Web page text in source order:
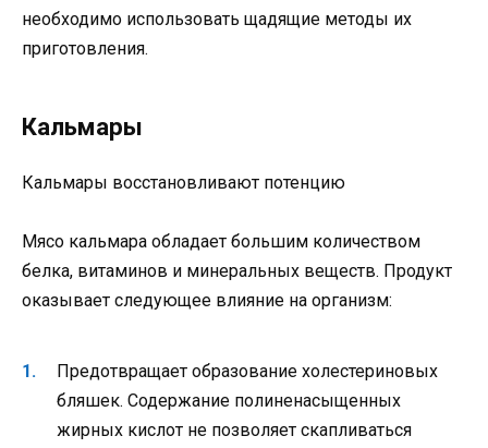
необходимо использовать щадящие методы их
приготовления.
Кальмары
Кальмары восстановливают потенцию
Мясо кальмара обладает большим количеством
белка, витаминов и минеральных веществ. Продукт
оказывает следующее влияние на организм:
Предотвращает образование холестериновых
бляшек. Содержание полиненасыщенных
жирных кислот не позволяет скапливаться